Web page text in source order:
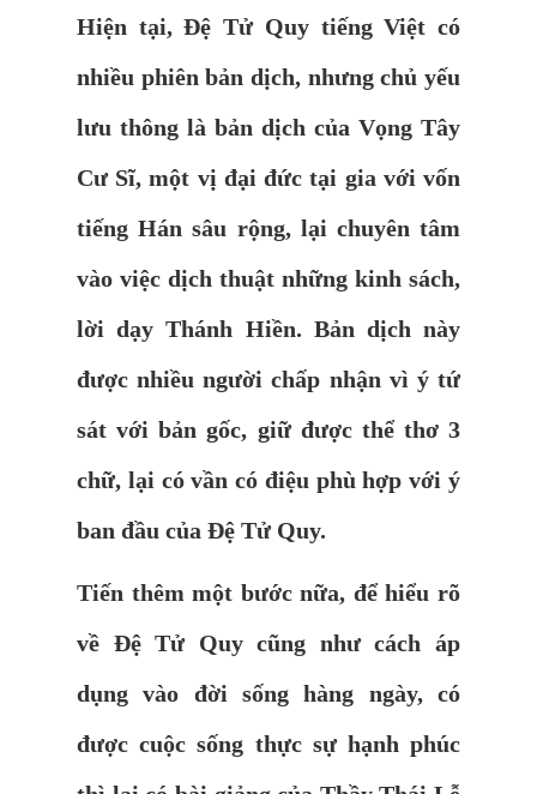
Hiện tại, Đệ Tử Quy tiếng Việt có
nhiều phiên bản dịch, nhưng chủ yếu
lưu thông là bản dịch của Vọng Tây
Cư Sĩ, một vị đại đức tại gia với vốn
tiếng Hán sâu rộng, lại chuyên tâm
vào việc dịch thuật những kinh sách,
lời dạy Thánh Hiền. Bản dịch này
được nhiều người chấp nhận vì ý tứ
sát với bản gốc, giữ được thể thơ 3
chữ, lại có vần có điệu phù hợp với ý
ban đầu của Đệ Tử Quy.
Tiến thêm một bước nữa, để hiểu rõ
về Đệ Tử Quy cũng như cách áp
dụng vào đời sống hàng ngày, có
được cuộc sống thực sự hạnh phúc